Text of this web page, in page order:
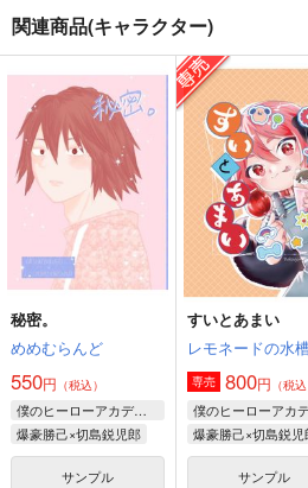
ねこ個性を調査したら
ねこにされた話
星屑ペコー
715
ファットガム
サンプル
作品詳細
愛の一杯
どんちき
629円（税込）
ホークス×エンデ
サンプル
作品詳細
関連商品(キャラクター)
秘密。
めめむらんど
550円 （税込）
僕のヒーローアカデミア
爆豪勝己×切島鋭児郎
サンプル
すいとあまい
レモネードの水
専売 800円 （税込
爆豪勝己×切島鋭児
サンプル